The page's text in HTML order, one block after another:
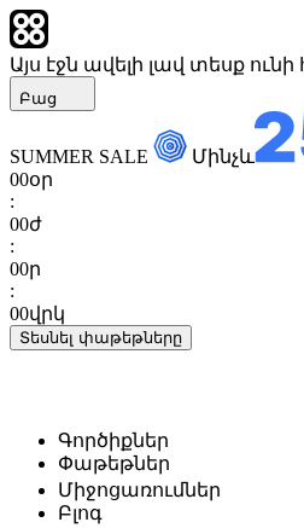
Այս էջն ավելի լավ տեսք
Բաց
SUMMER SALE
Մինչև
00օր
:
00ժ
:
00ր
:
00վրկ
Տեսնել փաթեթները
Գործիքներ
Փաթեթներ
Միջոցառումներ
Բլոգ